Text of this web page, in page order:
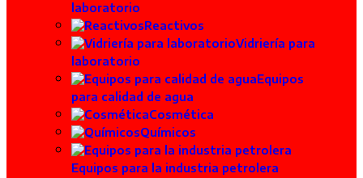
laboratorio
Reactivos
Vidriería para
laboratorio
Equipos
para calidad de agua
Cosmética
Químicos
Equipos para la industria petrolera